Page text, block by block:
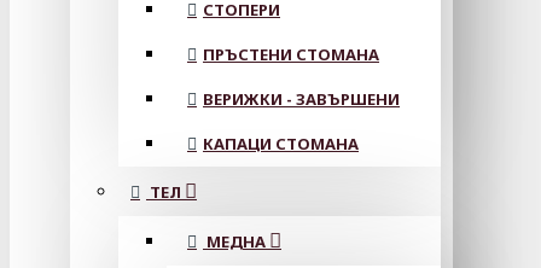
СТОПЕРИ
ПРЪСТЕНИ СТОМАНА
ВЕРИЖКИ - ЗАВЪРШЕНИ
КАПАЦИ СТОМАНА
ТЕЛ
МЕДНА